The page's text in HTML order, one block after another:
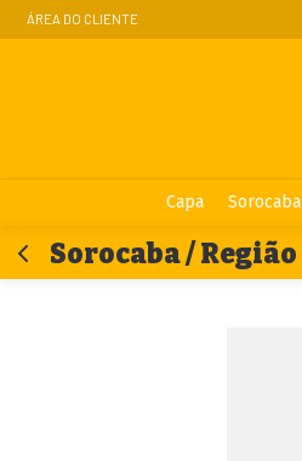
ÁREA DO CLIENTE
Capa Sorocaba
Sorocaba / Região